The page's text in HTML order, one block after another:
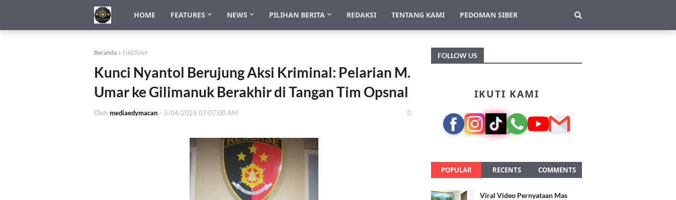
HOME FEATURES NEWS PILIHAN BERITA REDAKSI TENTANG KAMI PEDOMAN SIBER
Beranda DAERAH
Kunci Nyantol Berujung Aksi Kriminal: Pelarian M.
Umar ke Gilimanuk Berakhir di Tangan Tim Opsnal
Oleh mediaedymacan - 5/04/2026 07:07:00 AM 0
FOLLOW US
IKUTI KAMI
POPULAR RECENTS COMMENTS
Viral Video Pernyataan Mas